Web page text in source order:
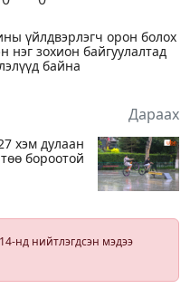
болох
нэг зохион байгуулалтад
байна
Дараах
хэм дулаан
бороотой
нд нийтлэгдсэн мэдээ